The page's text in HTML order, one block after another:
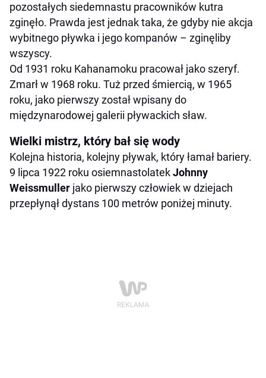
pozostałych siedemnastu pracowników kutra
zginęło. Prawda jest jednak taka, że gdyby nie akcja
wybitnego pływka i jego kompanów – zginęliby
wszyscy.
Od 1931 roku Kahanamoku pracował jako szeryf.
Zmarł w 1968 roku. Tuż przed śmiercią, w 1965
roku, jako pierwszy został wpisany do
międzynarodowej galerii pływackich sław.
Wielki mistrz, który bał się wody
Kolejna historia, kolejny pływak, który łamał bariery.
9 lipca 1922 roku osiemnastolatekJohnny
Weissmuller jako pierwszy człowiek w dziejach
przepłynął dystans 100 metrów poniżej minuty.